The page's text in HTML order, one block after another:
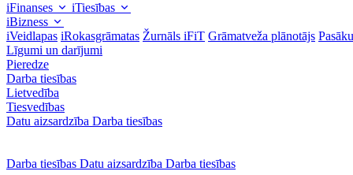
iFinanses
iTiesības
iBizness
iVeidlapas iRokasgrāmatas Žurnāls iFiT Grāmatveža plānotājs
Līgumi un darījumi
Pieredze
Darba tiesības
Lietvedība
Tiesvedības
Datu aizsardzība Darba tiesības
Darba tiesības Datu aizsardzība Darba tiesības